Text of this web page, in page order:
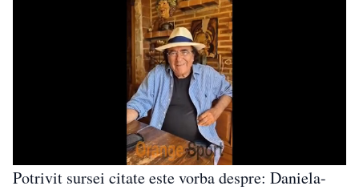
Potrivit sursei citate este vorba despre: Daniela-